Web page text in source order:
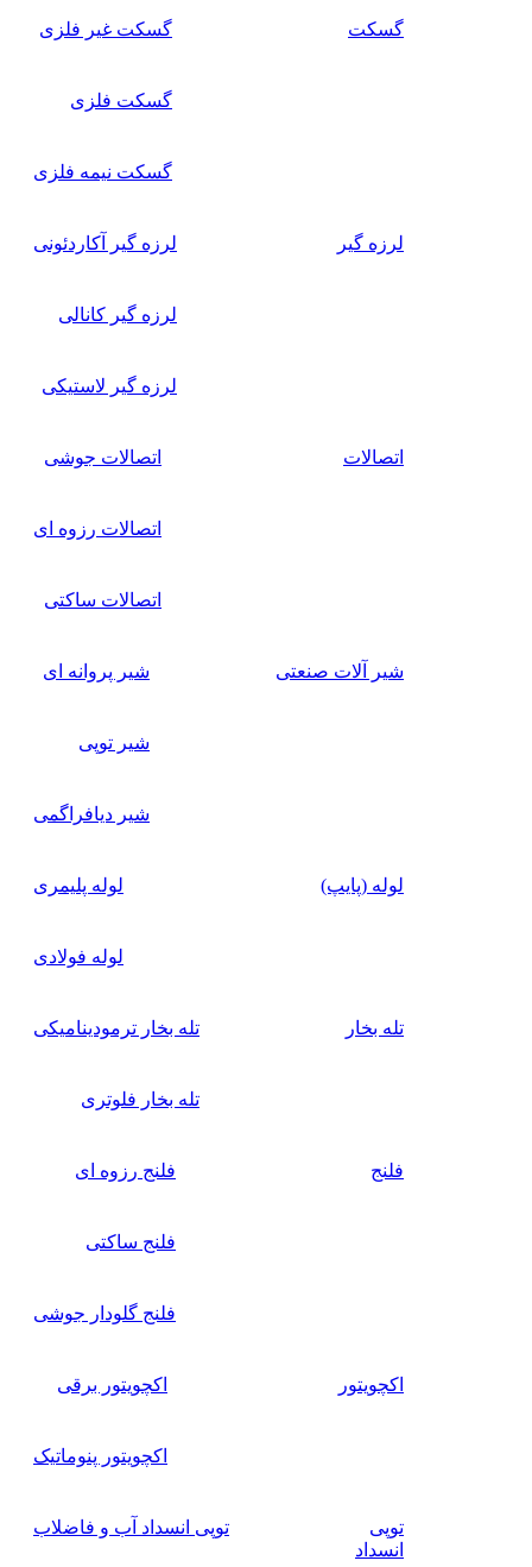
گسکت گسکت غیر فلزی
گسکت فلزی
گسکت نیمه فلزی
لرزه گیر لرزه گیر آکاردئونی
لرزه گیر کانالی
لرزه گیر لاستیکی
اتصالات اتصالات جوشی
اتصالات رزوه ای
اتصالات ساکتی
شیر آلات صنعتی شیر پروانه ای
شیر توپی
شیر دیافراگمی
لوله (پایپ) لوله پلیمری
لوله فولادی
تله بخار تله بخار ترمودینامیکی
تله بخار فلوتری
فلنج فلنج رزوه ای
فلنج ساکتی
فلنج گلودار جوشی
اکچویتور اکچویتور برقی
اکچویتور پنوماتیک
توپی
انسداد
توپی انسداد آب و فاضلاب